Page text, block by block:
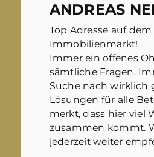
ANDREAS
Top Adresse auf dem
Immobilienmarkt!
Immer ein offenes
sämtliche Fragen.
Suche nach wirklich
Lösungen für alle
merkt, dass hier viel
zusammen kommt.
jederzeit weiter